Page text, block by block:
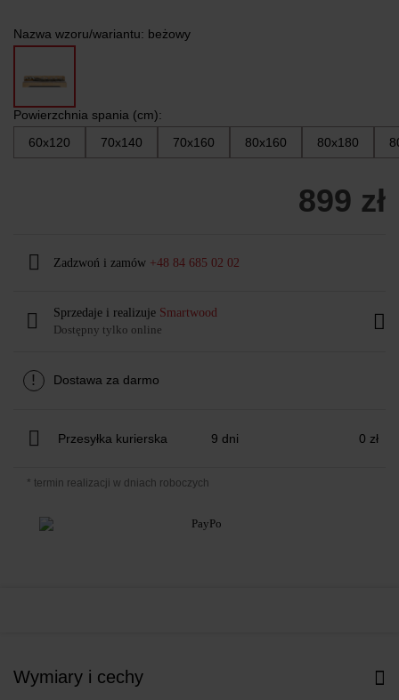
Nazwa wzoru/wariantu: beżowy
Powierzchnia spania (cm):
60x120
70x140 70x160 80x160 80x180
899 zł
Zadzwoń i zamów +48 84 685 02 02
Sprzedaje i realizuje Smartwood
Dostępny tylko online
! Dostawa za darmo
Przesyłka kurierska 9 dni 0 zł
* termin realizacji w dniach roboczych
Wymiary i cechy